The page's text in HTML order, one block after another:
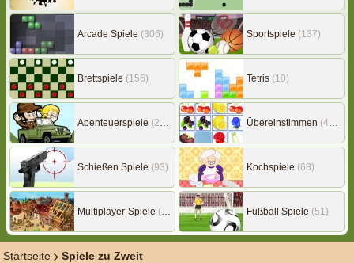
Arcade Spiele (306) Sportspiele (137)
Brettspiele (156) Tetris (10)
Abenteuerspiele (217) Übereinstimmen (453)
Schießen Spiele (93) Kochspiele (68)
Multiplayer-Spiele (149) Fußball Spiele (51)
Startseite Spiele zu Zweit